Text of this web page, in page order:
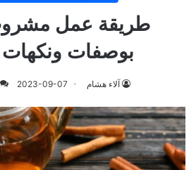
طريقة عمل
بوصفات ونكهات
آلاء هشام 2023-09-07